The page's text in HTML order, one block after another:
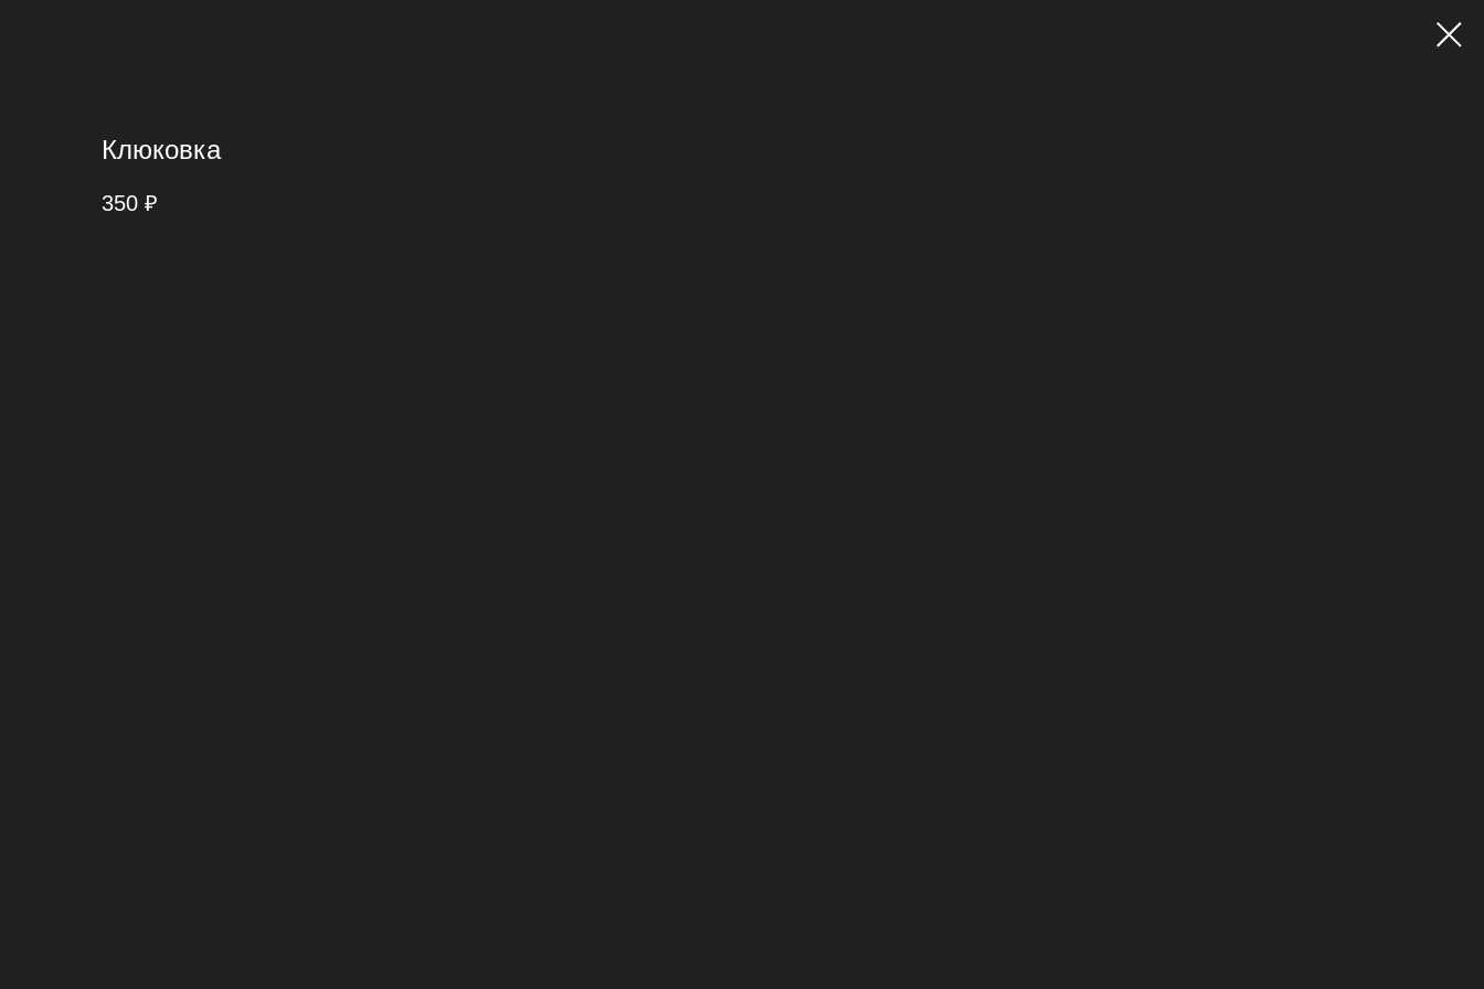
Клюковка
350 ₽